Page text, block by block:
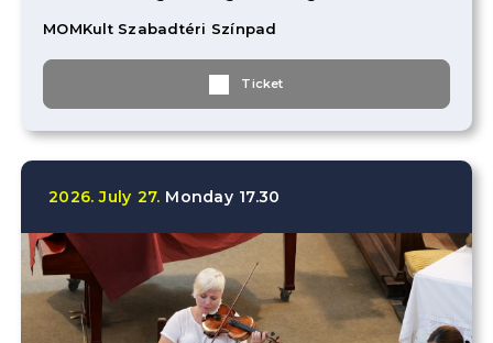
MOMKult Szabadtéri Színpad
Ticket
2026. July 27. Monday 17.30